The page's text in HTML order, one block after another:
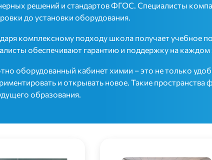
решений и стандартов ФГОС. Специалисты
до установки оборудования.
комплексному подходу школа получает учебное
обеспечивают гарантию и поддержку на каждом
оборудованный кабинет химии – это не только
и открывать новое. Такие
образования.